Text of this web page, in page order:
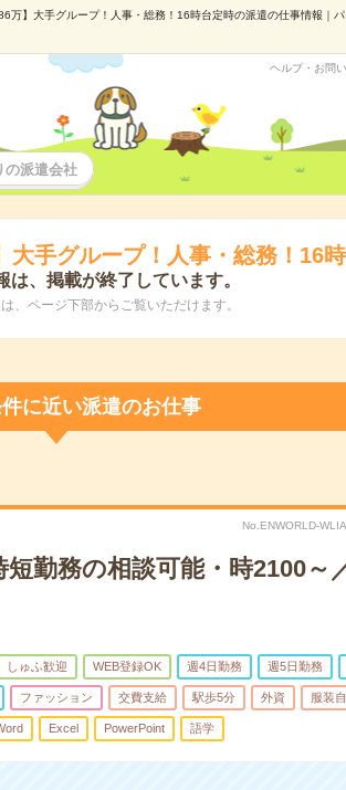
万】大手グループ！人事・総務！16時台定時の派遣の仕事情報｜
ヘルプ・お問
の派遣会社
大手グループ！人事・総務！16
は、掲載が終了しています。
、ページ下部からご覧いただけます。
に近い派遣のお仕事
No.ENWORLD-
勤務の相談可能・時2100～
しゅふ歓迎 WEB登録OK 週4日勤務 週5日勤務
ファッション 交費支給 駅歩5分 外資 服装
Excel PowerPoint 語学